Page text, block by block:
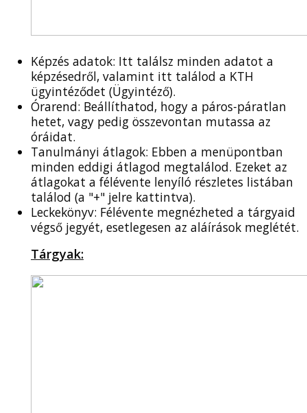
Képzés adatok: Itt találsz minden adatot a
képzésedről, valamint itt találod a KTH
ügyintéződet (Ügyintéző).
Órarend: Beállíthatod, hogy a páros-páratlan
hetet, vagy pedig összevontan mutassa az
óráidat.
Tanulmányi átlagok: Ebben a menüpontban
minden eddigi átlagod megtalálod. Ezeket az
átlagokat a félévente lenyíló részletes listában
találod (a "+" jelre kattintva).
Leckekönyv: Félévente megnézheted a tárgyaid
végső jegyét, esetlegesen az aláírások meglétét.
Tárgyak: